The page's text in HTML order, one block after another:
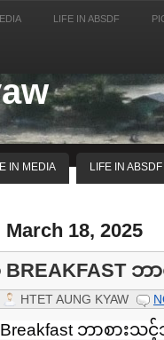
LIFE IN ABSDF
IN MEDIA LIFE IN ABSDF
March 18, 2025
HTET AUNG KYAW
ဘာစားသ